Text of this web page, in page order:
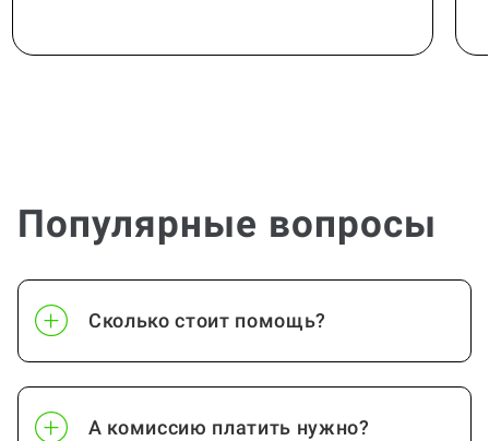
Популярные вопросы
Сколько стоит помощь?
А комиссию платить нужно?